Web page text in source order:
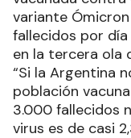
variante
fallecidos por
en la tercera ola
“Si la Argentina
población
3.000 fallecidos
virus es de casi